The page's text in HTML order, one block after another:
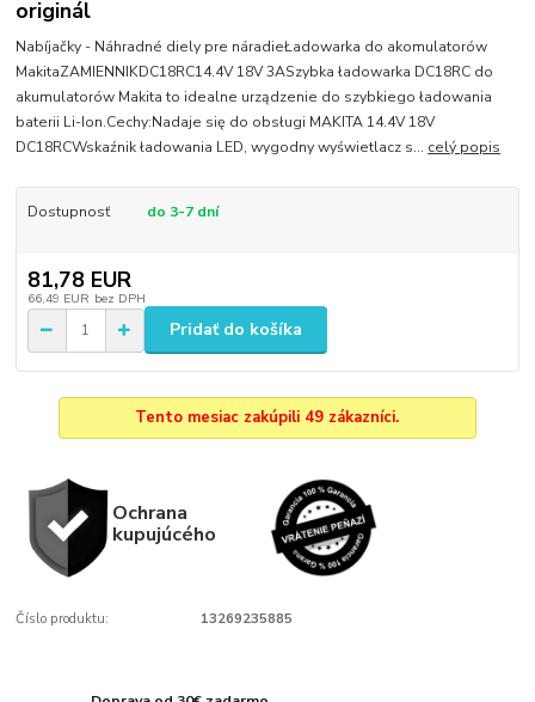
originál
Nabíjačky - Náhradné diely pre náradieŁadowarka do akomulatorów
MakitaZAMIENNIKDC18RC14.4V 18V 3ASzybka ładowarka DC18RC do
akumulatorów Makita to idealne urządzenie do szybkiego ładowania
baterii Li-Ion.Cechy:Nadaje się do obsługi MAKITA 14.4V 18V
DC18RCWskaźnik ładowania LED, wygodny wyświetlacz s... celý popis
Dostupnosť do 3-7 dní
81,78 EUR
66,49 EUR bez DPH
Pridať do košíka
Tento mesiac zakúpili 49 zákazníci.
Ochrana
kupujúcého
Číslo produktu: 13269235885